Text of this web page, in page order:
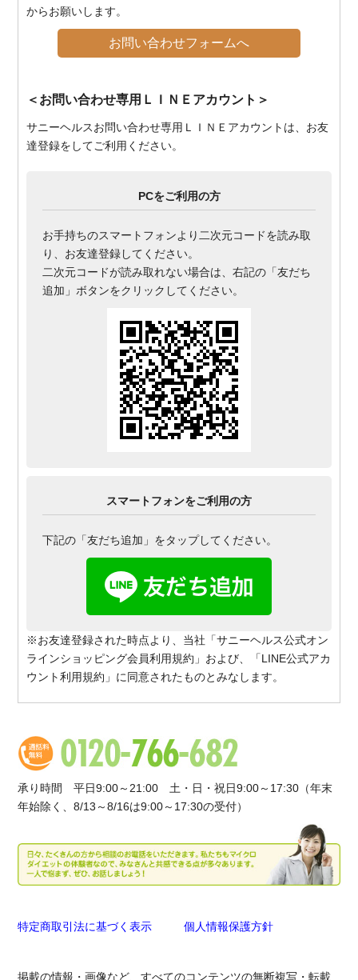
からお願いします。
お問い合わせフォームへ
＜お問い合わせ専用ＬＩＮＥアカウント＞
サニーヘルスお問い合わせ専用ＬＩＮＥアカウントは、お友
達登録をしてご利用ください。
PCをご利用の方
お手持ちのスマートフォンより二次元コードを読み取
り、お友達登録してください。
二次元コードが読み取れない場合は、右記の「友だち
追加」ボタンをクリックしてください。
スマートフォンをご利用の方
下記の「友だち追加」をタップしてください。
※お友達登録された時点より、当社「サニーヘルス公式オン
ラインショッピング会員利用規約」および、「LINE公式アカ
ウント利用規約」に同意されたものとみなします。
承り時間 平日9:00～21:00 土・日・祝日9:00～17:30（年末
年始除く、8/13～8/16は9:00～17:30の受付）
特定商取引法に基づく表示 個人情報保護方針
掲載の情報・画像など、すべてのコンテンツの無断複写・転載